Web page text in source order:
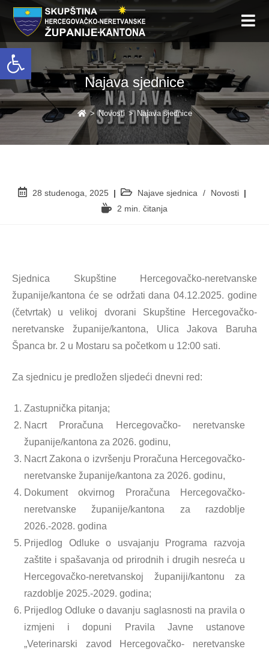
Open toolbar
Najava sjednice
> Novosti > Najava sjednice
28 studenoga, 2025 Najave sjednica /
Novosti
2 min. čitanja
Sjednica Skupštine Hercegovačko-neretvanske
županije/kantona će se održati dana 04.12.2025. godine
(četvrtak) u velikoj dvorani Skupštine Hercegovačko-
neretvanske županije/kantona, Ulica Jakova Baruha
Španca br. 2 u Mostaru sa početkom u 12:00 sati.
Za sjednicu je predložen sljedeći dnevni red:
Zastupnička pitanja;
Nacrt Proračuna Hercegovačko- neretvanske
županije/kantona za 2026. godinu,
Nacrt Zakona o izvršenju Proračuna Hercegovačko-
neretvanske županije/kantona za 2026. godinu,
Dokument okvirnog Proračuna Hercegovačko-
neretvanske županije/kantona za razdoblje
2026.-2028. godina
Prijedlog Odluke o usvajanju Programa razvoja
zaštite i spašavanja od prirodnih i drugih nesreća u
Hercegovačko-neretvanskoj županiji/kantonu za
razdoblje 2025.-2029. godina;
Prijedlog Odluke o davanju saglasnosti na pravila o
izmjeni i dopuni Pravila Javne ustanove
„Veterinarski zavod Hercegovačko- neretvanske